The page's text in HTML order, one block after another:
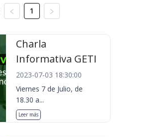
1
Charla
Informativa GETI
2023-07-03 18:30:00
Viernes 7 de Julio, de
18.30 a...
Leer más